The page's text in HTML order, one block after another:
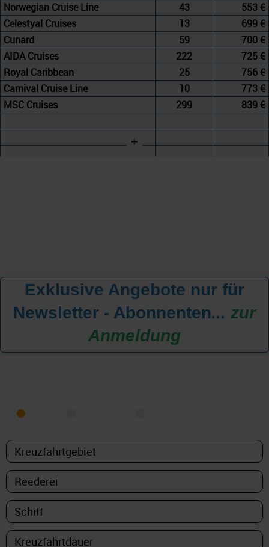
Norwegian Cruise Line
43
553 €
Celestyal Cruises
13
699 €
Cunard
59
700 €
AIDA Cruises
222
725 €
Royal Caribbean
25
756 €
Carnival Cruise Line
10
773 €
MSC Cruises
299 839 €
+
Exklusive Angebote nur für
Newsletter - Abonnenten... zur
Anmeldung